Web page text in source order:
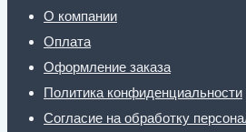
О компании
Оплата
Оформление заказа
Политика конфиденциальности
Согласие на обработку